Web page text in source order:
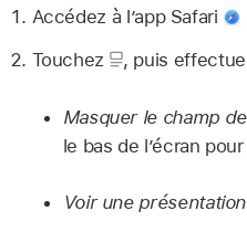
Accédez à l’app Safari
Touchez
, puis
Masquer le champ
le bas de l’écran
Voir une